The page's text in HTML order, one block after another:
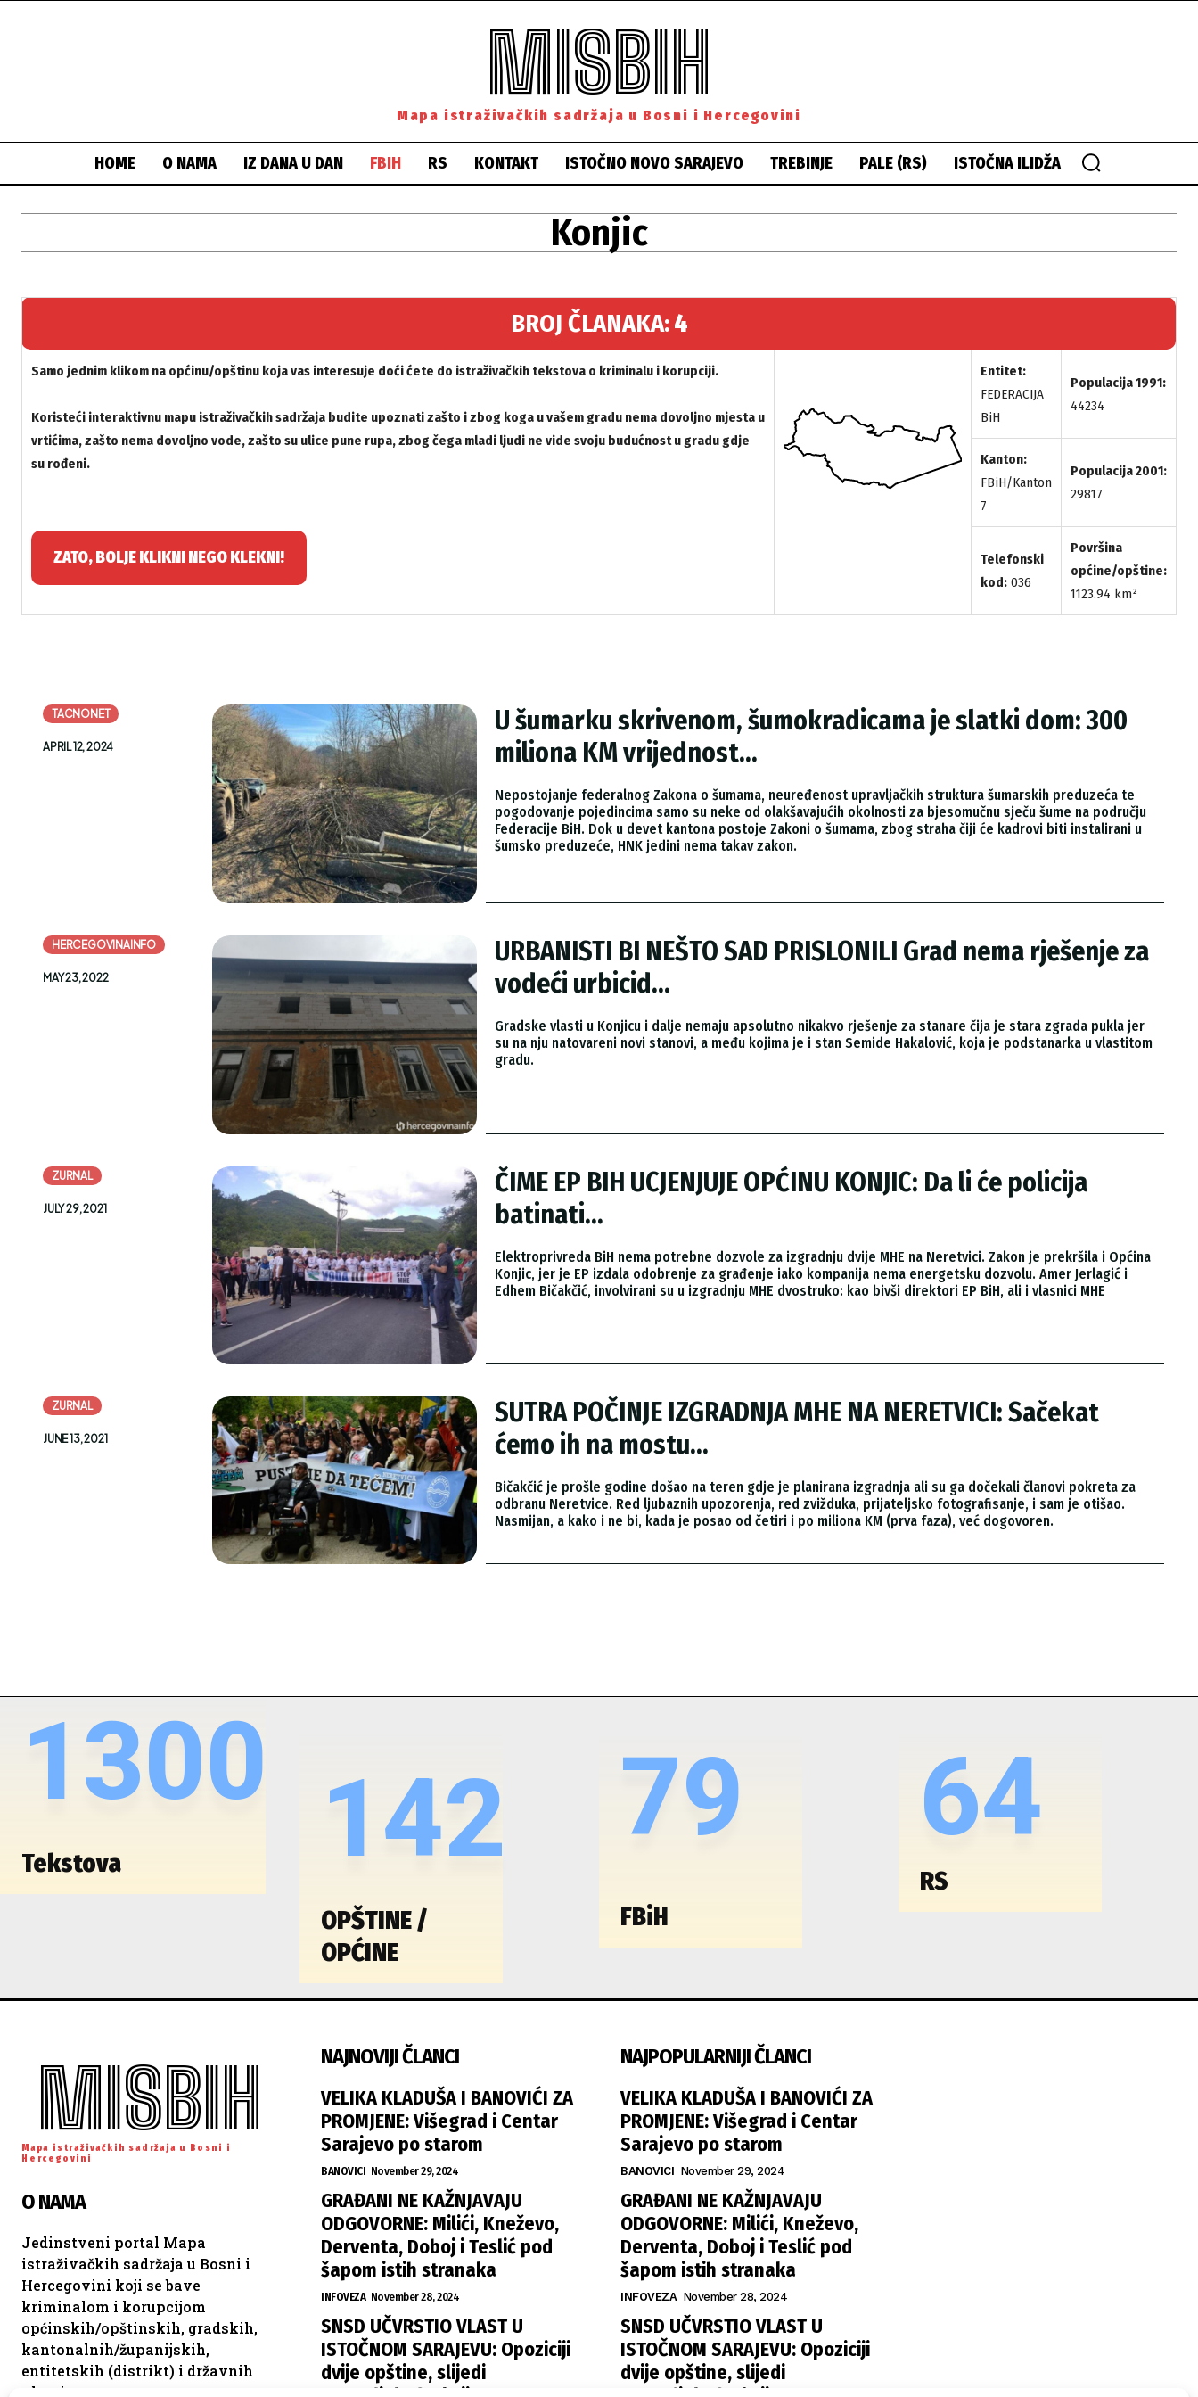
MISBIH
Mapa istraživačkih sadržaja u Bosni i Hercegovini
HOME O NAMA IZ DANA U DAN FBIH RS KONTAKT ISTOČNO NOVO SARAJEVO TREBINJE PALE (RS) ISTOČNA ILIDŽA
Konjic
BROJ ČLANAKA:4
Samo jednim klikom na općinu/opštinu koja vas interesuje doći ćete do istraživačkih tekstova o kriminalu i korupciji.
Koristeći interaktivnu mapu istraživačkih sadržaja budite upoznati zašto i zbog koga u vašem gradu nema dovoljno mjesta u
vrtićima, zašto nema dovoljno vode, zašto su ulice pune rupa, zbog čega mladi ljudi ne vide svoju budućnost u gradu gdje
su rođeni.
ZATO, BOLJE KLIKNI NEGO KLEKNI!
Entitet:
FEDERACIJA
BiH
Populacija 1991:
44234
Kanton:
FBiH/Kanton
7
Populacija 2001:
29817
Telefonski
kod: 036
Površina
općine/opštine:
1123.94 km²
TACNONET
APRIL 12, 2024
U šumarku skrivenom, šumokradicama je slatki dom: 300
miliona KM vrijednost...
Nepostojanje federalnog Zakona o šumama, neuređenost upravljačkih struktura šumarskih preduzeća te
pogodovanje pojedincima samo su neke od olakšavajućih okolnosti za bjesomučnu sječu šume na području
Federacije BiH. Dok u devet kantona postoje Zakoni o šumama, zbog straha čiji će kadrovi biti instalirani u
šumsko preduzeće, HNK jedini nema takav zakon.
HERCEGOVINAINFO
MAY 23, 2022
URBANISTI BI NEŠTO SAD PRISLONILI Grad nema rješenje za
vodeći urbicid...
Gradske vlasti u Konjicu i dalje nemaju apsolutno nikakvo rješenje za stanare čija je stara zgrada pukla jer
su na nju natovareni novi stanovi, a među kojima je i stan Semide Hakalović, koja je podstanarka u vlastitom
gradu.
ZURNAL
JULY 29, 2021
ČIME EP BIH UCJENJUJE OPĆINU KONJIC: Da li će policija
batinati...
Elektroprivreda BiH nema potrebne dozvole za izgradnju dvije MHE na Neretvici. Zakon je prekršila i Općina
Konjic, jer je EP izdala odobrenje za građenje iako kompanija nema energetsku dozvolu. Amer Jerlagić i
Edhem Bičakčić, involvirani su u izgradnju MHE dvostruko: kao bivši direktori EP BiH, ali i vlasnici MHE
ZURNAL
JUNE 13, 2021
SUTRA POČINJE IZGRADNJA MHE NA NERETVICI: Sačekat
ćemo ih na mostu...
Bičakčić je prošle godine došao na teren gdje je planirana izgradnja ali su ga dočekali članovi pokreta za
odbranu Neretvice. Red ljubaznih upozorenja, red zvižduka, prijateljsko fotografisanje, i sam je otišao.
Nasmijan, a kako i ne bi, kada je posao od četiri i po miliona KM (prva faza), već dogovoren.
1300
Tekstova 142
OPŠTINE /
OPĆINE
79
FBiH
64
RS
MISBIH
Mapa istraživačkih sadržaja u Bosni i
Hercegovini
O NAMA
Jedinstveni portal Mapa
istraživačkih sadržaja u Bosni i
Hercegovini koji se bave
kriminalom i korupcijom
općinskih/opštinskih, gradskih,
kantonalnih/županijskih,
entitetskih (distrikt) i državnih
vlasti.
NAJNOVIJI ČLANCI
VELIKA KLADUŠA I BANOVIĆI ZA
PROMJENE: Višegrad i Centar
Sarajevo po starom
BANOVICI November 29, 2024
GRAĐANI NE KAŽNJAVAJU
ODGOVORNE: Milići, Kneževo,
Derventa, Doboj i Teslić pod
šapom istih stranaka
INFOVEZA November 28, 2024
SNSD UČVRSTIO VLAST U
ISTOČNOM SARAJEVU: Opoziciji
dvije opštine, slijedi
NAJPOPULARNIJI ČLANCI
VELIKA KLADUŠA I BANOVIĆI ZA
PROMJENE: Višegrad i Centar
Sarajevo po starom
BANOVICI November 29, 2024
GRAĐANI NE KAŽNJAVAJU
ODGOVORNE: Milići, Kneževo,
Derventa, Doboj i Teslić pod
šapom istih stranaka
INFOVEZA November 28, 2024
SNSD UČVRSTIO VLAST U
ISTOČNOM SARAJEVU: Opoziciji
dvije opštine, slijedi